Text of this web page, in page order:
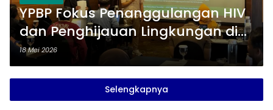
YPBP Fokus Penanggulangan HIV
dan Penghijauan Lingkungan di
Bogor, Libatkan Banyak
Stakeholder
18 Mei 2026
Selengkapnya